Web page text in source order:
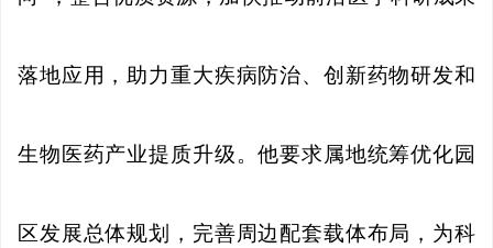
落地应用，助力重大疾病防治、创新药物研发和
生物医药产业提质升级。他要求属地统筹优化园
区发展总体规划，完善周边配套载体布局，为科